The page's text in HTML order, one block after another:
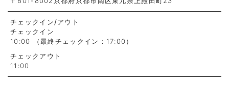
チェックイン/アウト
チェックイン
10:00 （最終チェックイン：17:00）
チェックアウト
11:00